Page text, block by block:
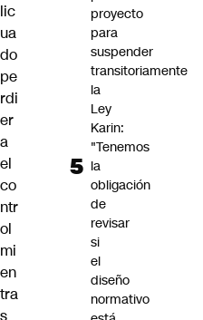
lic
ua
do
pe
rdi
er
a
el
co
ntr
ol
mi
en
tra
s
proyecto
para
suspender
transitoriamente
la
Ley
Karin:
"Tenemos
la
obligación
de
revisar
si
el
diseño
normativo